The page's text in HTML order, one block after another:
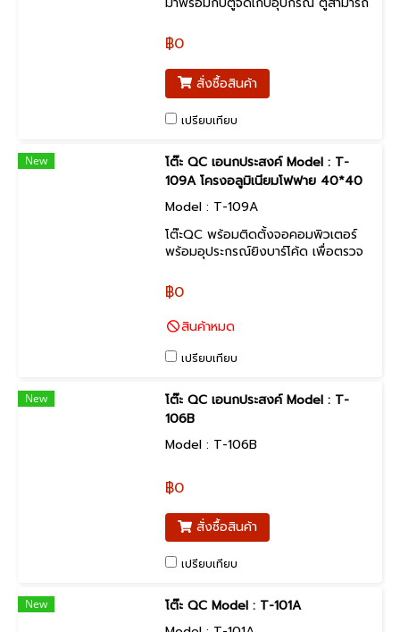
ด้านข้างได้
฿0
สั่งซื้อสินค้า
เปรียบเทียบ
New
โต๊ะ QC เอนกประสงค์ Model : T-
109A โครงอลูมิเนียมโฟฟาย 40*40
Model : T-109A
โต๊ะQC พร้อมติดตั้งจอคอมพิวเตอร์
พร้อมอุประกรณ์ยิงบาร์โค้ด เพื่อตรวจ
LED ขนาด 9x2watt.เป็นหลอดคู่
สินค้าสั่งผลิตได้ตามขนาดลูกค้า
ต้องการ
฿0
สินค้าหมด
เปรียบเทียบ
New
โต๊ะ QC เอนกประสงค์ Model : T-
106B
Model : T-106B
฿0
สั่งซื้อสินค้า
เปรียบเทียบ
New
โต๊ะ QC Model : T-101A